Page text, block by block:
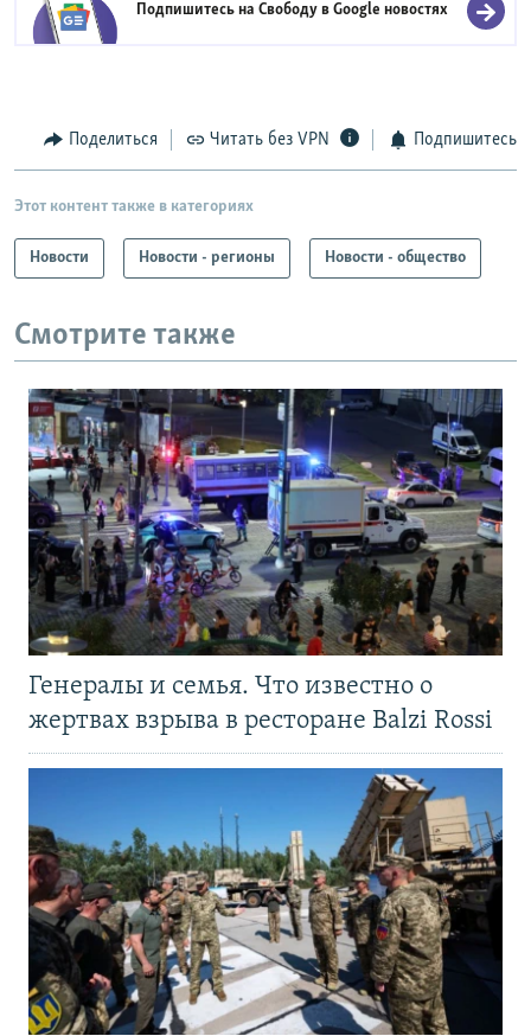
Подпишитесь на Свободу вGoogle новостях
Поделиться Читать без VPN Подпишитесь
Этот контент также в категориях
Новости Новости - регионы Новости - общество
Смотрите также
Генералы и семья. Что известно о
жертвах взрыва в ресторане Balzi Rossi